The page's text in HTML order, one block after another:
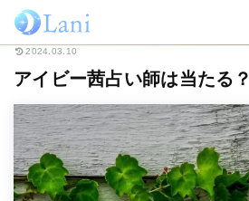
ホーム 占い
2024.03.10
アイビー茜占い師は当たる？